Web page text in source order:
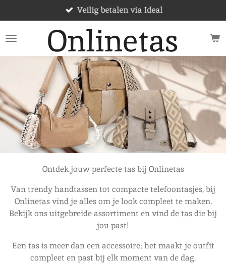
direct
naar
hoofdinhoudOnlinetas
Veilig betalen via Ideal
Ontdek jouw perfecte tas bij Onlinetas
Van trendy handtassen tot compacte telefoontasjes, bij
Onlinetas vind je alles om je look compleet te maken.
Bekijk ons uitgebreide assortiment en vind de tas die bij
jou past!
Een tas is meer dan een accessoire; het maakt je outfit
compleet en past bij elk moment van de dag.